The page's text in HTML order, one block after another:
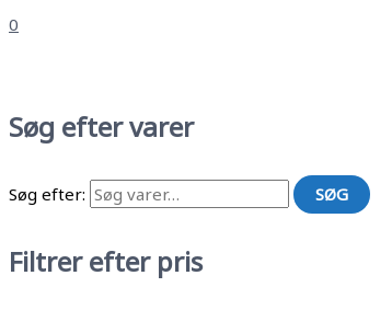
0
Søg efter varer
Søg efter: SØG
Filtrer efter pris